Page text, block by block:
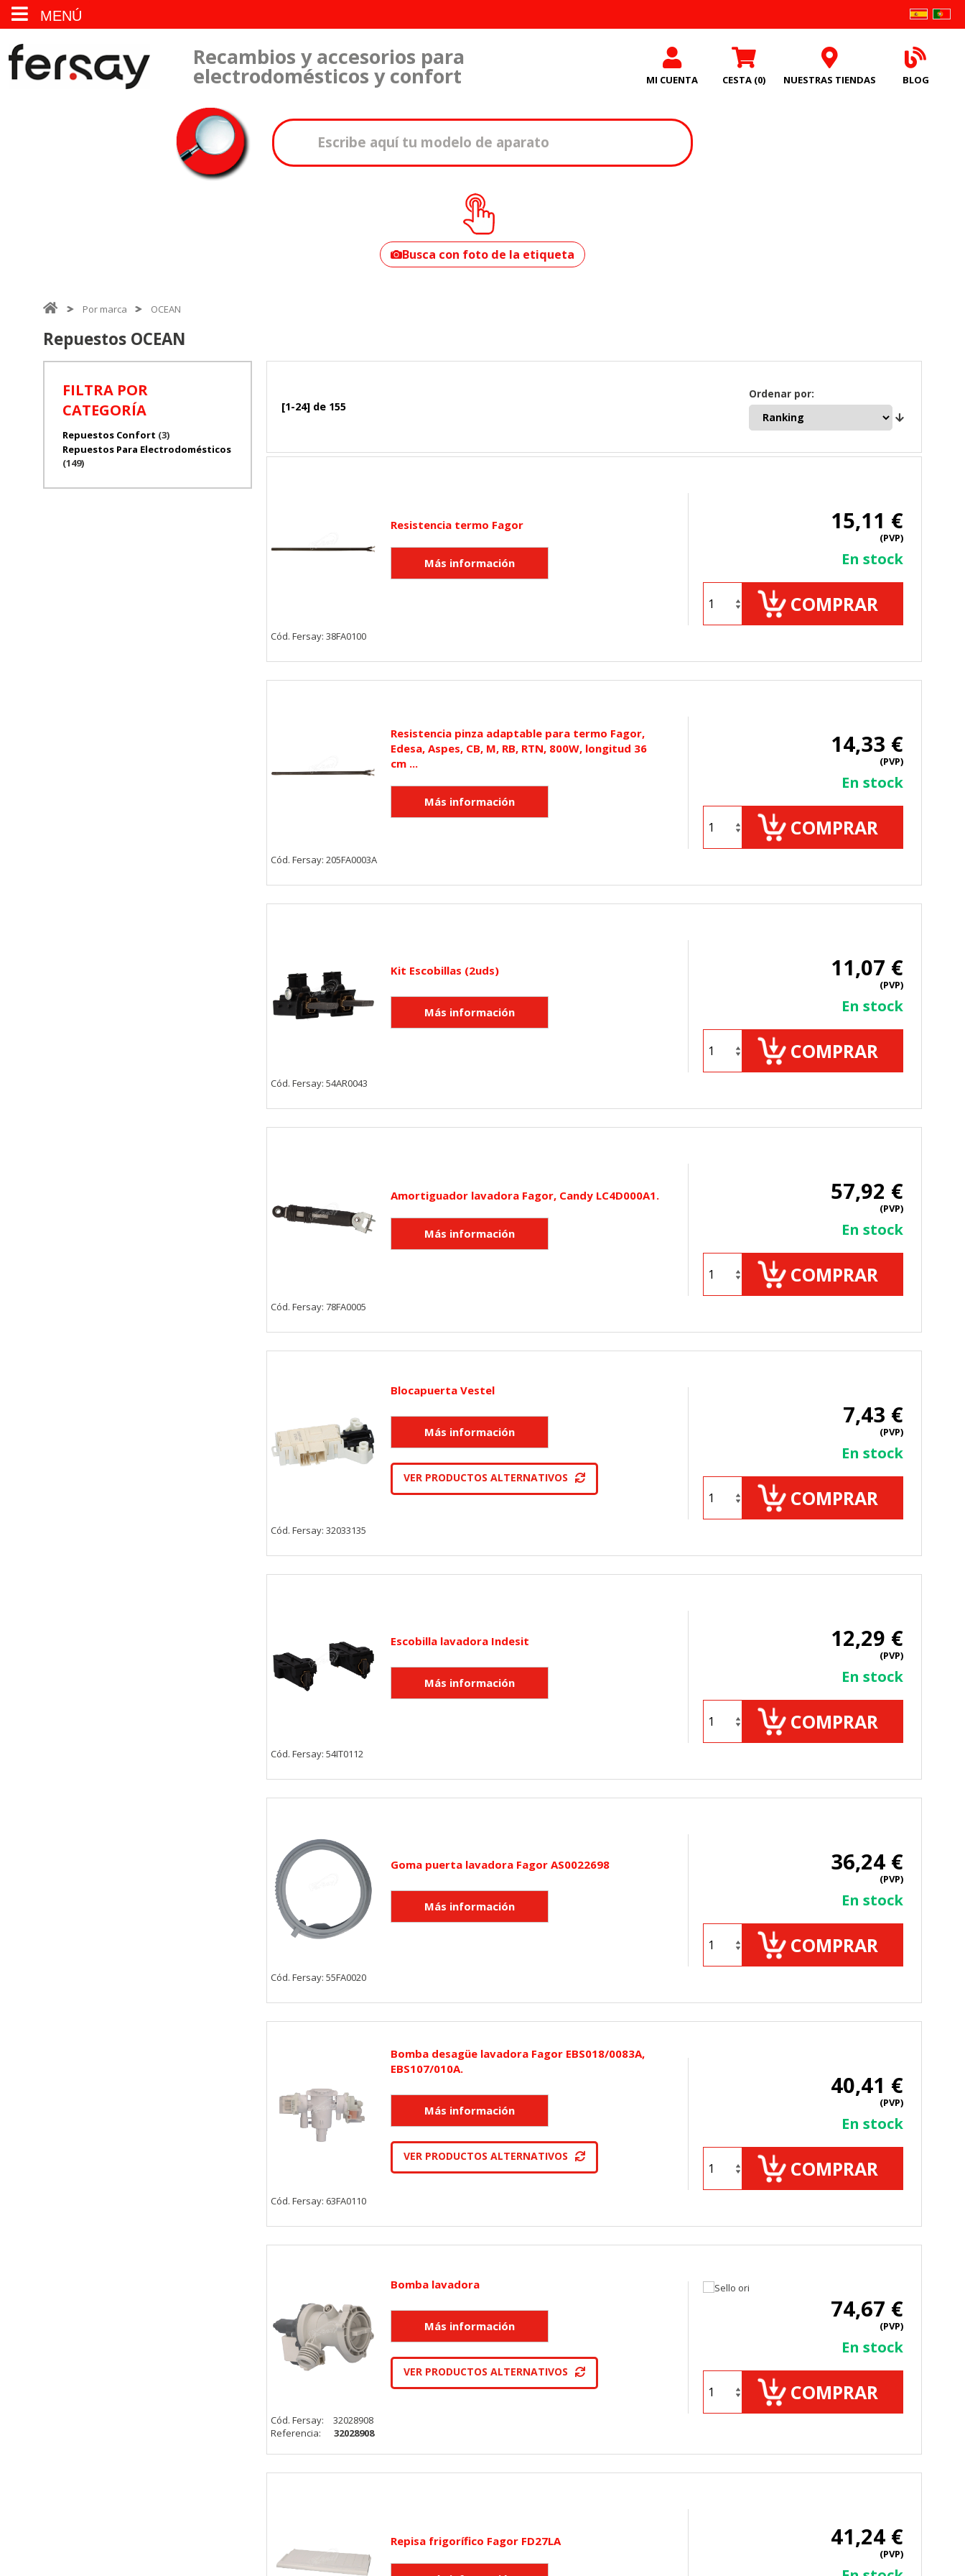
MENÚ
Recambios y accesorios para
electrodomésticos y confort MI CUENTA CESTA (0) NUESTRAS TIENDAS BLOG
tu modelo?
Busca con foto de la etiqueta
Por marca OCEAN
Repuestos OCEAN
FILTRA POR
CATEGORÍA
Repuestos Confort (3)
Repuestos Para Electrodomésticos
(149)
[1-24] de 155
Ordenar por:
Resistencia termo Fagor 15,11 €
(PVP)
En stock
COMPRAR
Cód. Fersay: 38FA0100
Resistencia pinza adaptable para termo Fagor,
Edesa, Aspes, CB, M, RB, RTN, 800W, longitud 36
cm ...
14,33 €
(PVP)
En stock
COMPRAR
Cód. Fersay: 205FA0003A
Kit Escobillas (2uds) 11,07 €
(PVP)
En stock
COMPRAR
Cód. Fersay: 54AR0043
Amortiguador lavadora Fagor, Candy LC4D000A1. 57,92 €
(PVP)
En stock
COMPRAR
Cód. Fersay: 78FA0005
Blocapuerta Vestel
VER PRODUCTOS ALTERNATIVOS
7,43 €
(PVP)
En stock
COMPRAR
Cód. Fersay: 32033135
Escobilla lavadora Indesit 12,29 €
(PVP)
En stock
COMPRAR
Cód. Fersay: 54IT0112
Goma puerta lavadora Fagor AS0022698 36,24 €
(PVP)
En stock
COMPRAR
Cód. Fersay: 55FA0020
Bomba desagüe lavadora Fagor EBS018/0083A,
EBS107/010A.
VER PRODUCTOS ALTERNATIVOS
40,41 €
(PVP)
En stock
COMPRAR
Cód. Fersay: 63FA0110
Bomba lavadora
VER PRODUCTOS ALTERNATIVOS
74,67 €
(PVP)
En stock
COMPRAR
Cód. Fersay:
32028908
Referencia:
32028908
Repisa frigorífico Fagor FD27LA 41,24 €
(PVP)
Estas cookies son necesarias para que el sitio web funcione y no se pueden desactivar en nuestros sistemas. Puede configurar su
navegador para bloquear o alertar sobre estas cookies, pero alguna áreas del sitio no funcionarán. Estas cookies no almacenan ninguna
información de identificación personal.
COOKIELEGALFERSAY, VSF904, PHPSESSID, wp-settings-1, wp-settings-time-1, _evCo, _evCoLT
Cookies de rendimiento
Estas cookies nos permiten contar las visitas y fuentes de tráfico para poder evaluar el rendimiento de nuestro sitio y mejorarlo. Nos
Estas cookies pueden ser establecidas a través de nuestro sitio por nuestros socios publicitarios. Pueden ser utilizadas por esas
empresas para crear un perfil de sus intereses y mostrarle anuncios relevantes en otros sitios. No almacenan directamente información
Puedes volver a configurar tus cookies desde la sección "Configuración de cookies" al pie de la página. También puedes consultar nuestra